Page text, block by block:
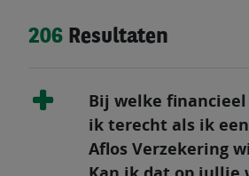
206 Resultaten
Bij welke
ik terecht als ik
Aflos Verzekering